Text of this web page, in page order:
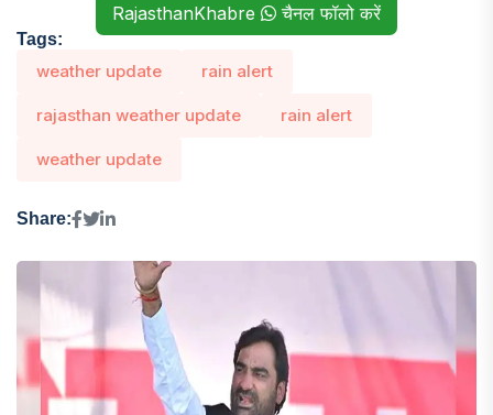
RajasthanKhabre चैनल फॉलो करें
Tags:
weather update rain alert
rajasthan weather update rain alert
weather update
Share: